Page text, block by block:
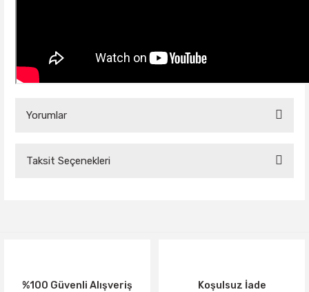
Yorumlar
Taksit Seçenekleri
%100 Güvenli Alışveriş Koşulsuz İade